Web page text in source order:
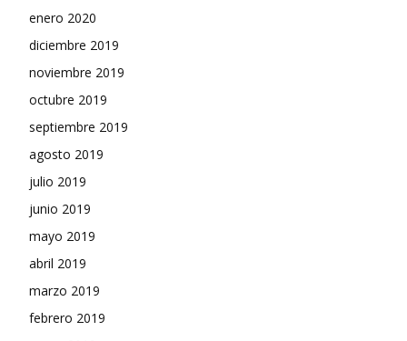
enero 2020
diciembre 2019
noviembre 2019
octubre 2019
septiembre 2019
agosto 2019
julio 2019
junio 2019
mayo 2019
abril 2019
marzo 2019
febrero 2019